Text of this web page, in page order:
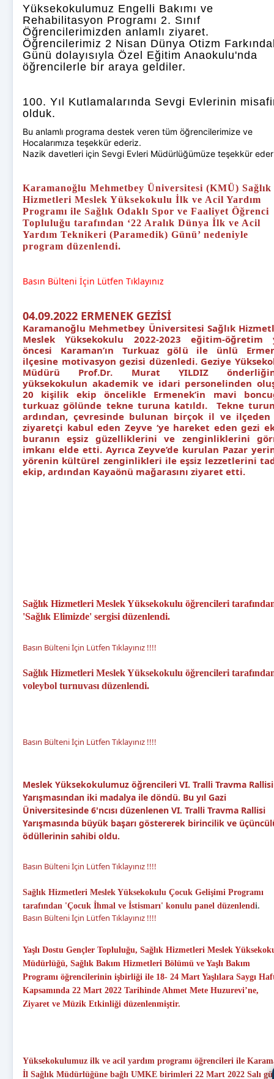
Yüksekokulumuz Engelli Bakımı ve
Rehabilitasyon Programı 2. Sınıf
Öğrencilerimizden anlamlı ziyaret.
Öğrencilerimiz 2 Nisan Dünya Otizm
Günü dolayısıyla Özel Eğitim Anaokulu'nda
öğrencilerle bir araya geldiler.
100. Yıl Kutlamalarında Sevgi Evlerinin
olduk.
Bu anlamlı programa destek veren tüm öğrencilerimize ve
Hocalarımıza teşekkür ederiz.
Nazik davetleri için Sevgi Evleri Müdürlüğümüze teşekkür
Karamanoğlu Mehmetbey Üniversitesi (KMÜ) Sağlık
Hizmetleri Meslek Yüksekokulu İlk ve Acil Yardım
Programı ile Sağlık Odaklı Spor ve Faaliyet Öğrenci
Topluluğu tarafından ‘22 Aralık Dünya İlk ve Acil
Yardım Teknikeri (Paramedik) Günü’ nedeniyle
program düzenlendi.
Basın Bülteni İçin Lütfen Tıklayınız
04.09.2022 ERMENEK GEZİSİ
Karamanoğlu Mehmetbey Üniversitesi Sağlık
Meslek Yüksekokulu 2022-2023 eğitim-öğretim
öncesi Karaman’ın Turkuaz gölü ile ünlü
ilçesine motivasyon gezisi düzenledi. Geziye
Müdürü Prof.Dr. Murat YILDIZ
yüksekokulun akademik ve idari personelinden
20 kişilik ekip öncelikle Ermenek’in mavi
turkuaz gölünde tekne turuna katıldı. Tekne
ardından, çevresinde bulunan birçok il ve ilçeden
ziyaretçi kabul eden Zeyve ‘ye hareket eden gezi
buranın eşsiz güzelliklerini ve zenginliklerini
imkanı elde etti. Ayrıca Zeyve’de kurulan Pazar
yörenin kültürel zenginlikleri ile eşsiz lezzetlerini
ekip, ardından Kayaönü mağarasını ziyaret etti.
Sağlık Hizmetleri Meslek Yüksekokulu öğrencileri
'Sağlık Elimizde' sergisi düzenlendi.
Basın Bülteni İçin Lütfen Tıklayınız !!!!
Sağlık Hizmetleri Meslek Yüksekokulu öğrencileri
voleybol turnuvası düzenlendi.
Basın Bülteni İçin Lütfen Tıklayınız !!!!
Meslek Yüksekokulumuz öğrencileri VI. Tralli Travma Rallisi
Yarışmasından iki madalya ile döndü. Bu yıl Gazi
Üniversitesinde 6'ncısı düzenlenen VI. Tralli Travma Rallisi
Yarışmasında büyük başarı göstererek birincilik ve
ödüllerinin sahibi oldu.
Basın Bülteni İçin Lütfen Tıklayınız !!!!
Sağlık Hizmetleri Meslek Yüksekokulu Çocuk Gelişimi Programı
tarafından 'Çocuk İhmal ve İstismarı' konulu panel düzenlend i.
Basın Bülteni İçin Lütfen Tıklayınız !!!!
Yaşlı Dostu Gençler Topluluğu, Sağlık Hizmetleri Meslek
Müdürlüğü, Sağlık Bakım Hizmetleri Bölümü ve Yaşlı Bakım
Programı öğrencilerinin işbirliği ile 18- 24 Mart Yaşlılara Saygı
Kapsamında 22 Mart 2022 Tarihinde Ahmet Mete Huzurevi’ne,
Ziyaret ve Müzik Etkinliği düzenlenmiştir.
Yüksekokulumuz ilk ve acil yardım programı öğrencileri ile
İl Sağlık Müdürlüğüne bağlı UMKE birimleri 22 Mart 2022 Salı